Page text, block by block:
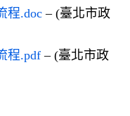
程.doc – (臺北市政
程.pdf – (臺北市政